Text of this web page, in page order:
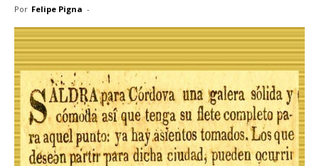
Por Felipe Pigna -